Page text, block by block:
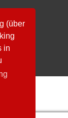
(über
in